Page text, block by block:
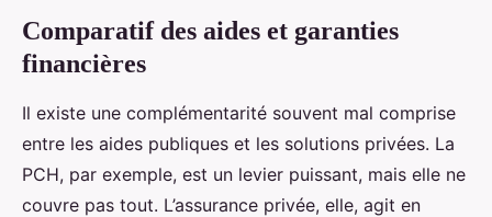
Comparatif des aides et garanties
financières
Il existe une complémentarité souvent mal comprise
entre les aides publiques et les solutions privées. La
PCH, par exemple, est un levier puissant, mais elle ne
couvre pas tout. L’assurance privée, elle, agit en